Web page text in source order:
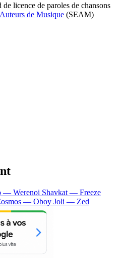
licence de paroles de chansons
de Musique (SEAM)
— Werenoi Shavkat — Freeze
— Oboy Joli — Zed